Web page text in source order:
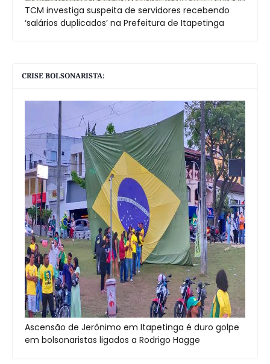
TCM investiga suspeita de servidores recebendo
‘salários duplicados’ na Prefeitura de Itapetinga
CRISE BOLSONARISTA:
Ascensão de Jerônimo em Itapetinga é duro golpe
em bolsonaristas ligados a Rodrigo Hagge